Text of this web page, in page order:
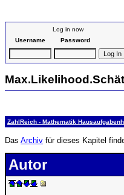
Log in now
Username
Password
ZahlReich - Mathematik
Das Archiv für dieses Kapitel
Autor